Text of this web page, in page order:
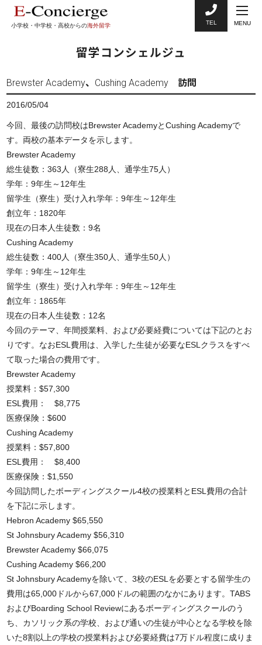
小学校・中学校・高校からの海外留学 TEL MENU
留学コンシェルジュ
Brewster Academy、Cushing Academy 訪問
2016/05/04
今回、最後の訪問校はBrewster AcademyとCushing Academyで
す。両校の基本データを示します。
Brewster Academy
総生徒数：363人（寮生288人、通学生75人）
学年：9年生～12年生
留学生（寮生）受け入れ学年：9年生～12年生
創立年：1820年
現在の日本人生徒数：9名
Cushing Academy
総生徒数：400人（寮生350人、通学生50人）
学年：9年生～12年生
留学生（寮生）受け入れ学年：9年生～12年生
創立年：1865年
現在の日本人生徒数：12名
今回のテーマ、年間授業料、および必要経費については下記のとお
りです。なおESL費用は、入学した生徒が必要なESLクラスをすべ
て取った場合の費用です。
Brewster Academy
授業料：$57,300
ESL費用： $8,775
医療保険：$600
Cushing Academy
授業料：$57,800
ESL費用： $8,400
医療保険：$1,550
今回訪問したボーディングスクール4校の授業料とESL費用の合計
を下記に示します。
Hebron Academy $65,550
St Johnsbury Academy $56,310
Brewster Academy $66,075
Cushing Academy $66,200
St Johnsbury Academyを除いて、3校のESLを必要とする留学生の
費用は65,000ドルから67,000ドルの範囲のなかにあります。TABS
およびBoarding School Reviewにあるボーディングスクールのう
ち、カソリック系の学校、および通いの生徒が中心となる学校を除
いた8割以上の学校の授業料および必要経費は7万ドル程度に成りま